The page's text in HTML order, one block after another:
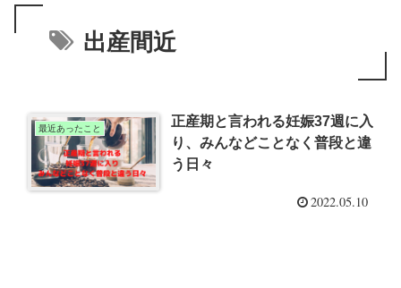
出産間近
最近あったこと
正産期と言われる妊娠37週に入
り、みんなどことなく普段と違
う日々
2022.05.10